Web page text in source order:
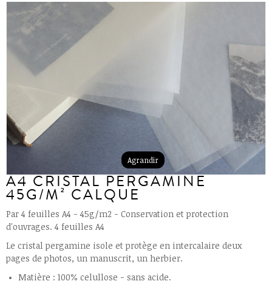
Agrandir
A4 CRISTAL PERGAMINE
45G/M² CALQUE
Par 4 feuilles A4 - 45g/m2 - Conservation et protection
d'ouvrages. 4 feuilles A4
Le cristal pergamine isole et protège en intercalaire deux
pages de photos, un manuscrit, un herbier.
Matière : 100% celullose - sans acide.